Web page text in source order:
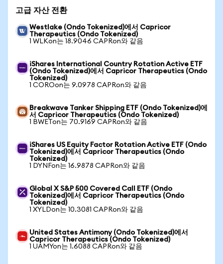
고급 자산 전환
Westlake (Ondo Tokenized)에서 Capricor
Therapeutics (Ondo Tokenized)
1 WLKon는 18.9046 CAPRon와 같음
iShares International Country Rotation Active ETF
(Ondo Tokenized)에서 Capricor Therapeutics (Ondo
Tokenized)
1 COROon는 9.0978 CAPRon와 같음
Breakwave Tanker Shipping ETF (Ondo Tokenized)에
서 Capricor Therapeutics (Ondo Tokenized)
1 BWETon는 70.9169 CAPRon와 같음
iShares US Equity Factor Rotation Active ETF (Ondo
Tokenized)에서 Capricor Therapeutics (Ondo
Tokenized)
1 DYNFon는 16.9878 CAPRon와 같음
Global X S&P 500 Covered Call ETF (Ondo
Tokenized)에서 Capricor Therapeutics (Ondo
Tokenized)
1 XYLDon는 10.3081 CAPRon와 같음
United States Antimony (Ondo Tokenized)에서
Capricor Therapeutics (Ondo Tokenized)
1 UAMYon는 1.6088 CAPRon와 같음